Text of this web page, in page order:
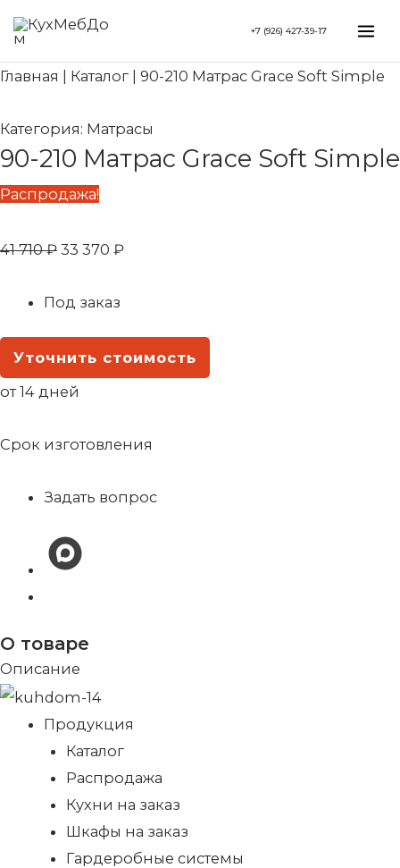
Перейти
содержимому
+7 (926) 427-39-17
Главная Каталог 90-210 Матрас Grace Soft Simple
Категория: Матрасы
90-210 Матрас Grace Soft Simple
Распродажа!
41 710₽
Первоначальная
составляла
710 ₽.
33 370 ₽
33
Под заказ
Уточнить стоимость
от 14 дней
Срок изготовления
Задать вопрос
О товаре
Описание
Продукция
Каталог
Распродажа
Кухни на заказ
Шкафы на заказ
Гардеробные системы
Search...